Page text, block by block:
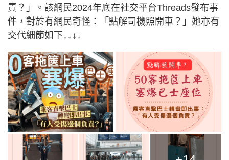
責？」。該網民2024年底在社交平台Threads發布事
件，對於有網民奇怪：「點解司機照開車？」她亦有
交代細節如下↓↓↓↓